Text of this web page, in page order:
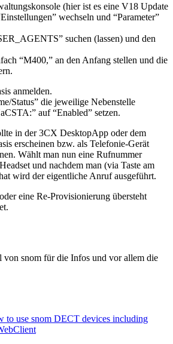
(hier ist es eine V18 Update
wechseln und “Parameter”
suchen (lassen) und den
“M400,” an den Anfang stellen und die
anmelden.
Status” die jeweilige Nebenstelle
auf “Enabled” setzen.
in der 3CX DesktopApp oder dem
erscheinen bzw. als Telefonie-Gerät
Wählt man nun eine Rufnummer
und nachdem man (via Taste am
wird der eigentliche Anruf ausgeführt.
eine Re-Provisionierung übersteht
snom für die Infos und vor allem die
to use snom DECT devices including